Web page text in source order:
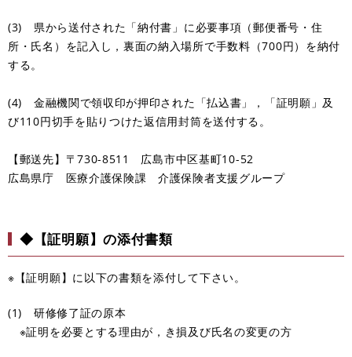
(3) 県から送付された「納付書」に必要事項（郵便番号・住
所・氏名）を記入し，裏面の納入場所で手数料（700円）を納付
する。
(4) 金融機関で領収印が押印された「払込書」，「証明願」及
び110円切手を貼りつけた返信用封筒を送付する。
【郵送先】〒730-8511 広島市中区基町10-52
広島県庁 医療介護保険課 介護保険者支援グループ
◆【証明願】の添付書類
※【証明願】に以下の書類を添付して下さい。
(1) 研修修了証の原本
※証明を必要とする理由が，き損及び氏名の変更の方